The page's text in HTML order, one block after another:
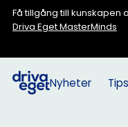
Få tillgång till
Driva Eget MasterMinds
Nyheter